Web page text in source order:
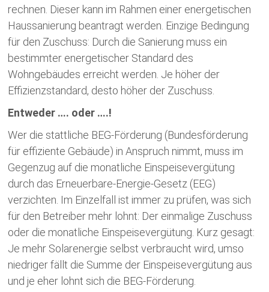
rechnen. Dieser kann im Rahmen einer energetischen
Haussanierung beantragt werden. Einzige Bedingung
für den Zuschuss: Durch die Sanierung muss ein
bestimmter energetischer Standard des
Wohngebäudes erreicht werden. Je höher der
Effizienzstandard, desto höher der Zuschuss.
Entweder …. oder ….!
Wer die stattliche BEG-Förderung (Bundesförderung
für effiziente Gebäude) in Anspruch nimmt, muss im
Gegenzug auf die monatliche Einspeisevergütung
durch das Erneuerbare-Energie-Gesetz (EEG)
verzichten. Im Einzelfall ist immer zu prüfen, was sich
für den Betreiber mehr lohnt: Der einmalige Zuschuss
oder die monatliche Einspeisevergütung. Kurz gesagt:
Je mehr Solarenergie selbst verbraucht wird, umso
niedriger fällt die Summe der Einspeisevergütung aus
und je eher lohnt sich die BEG-Förderung.